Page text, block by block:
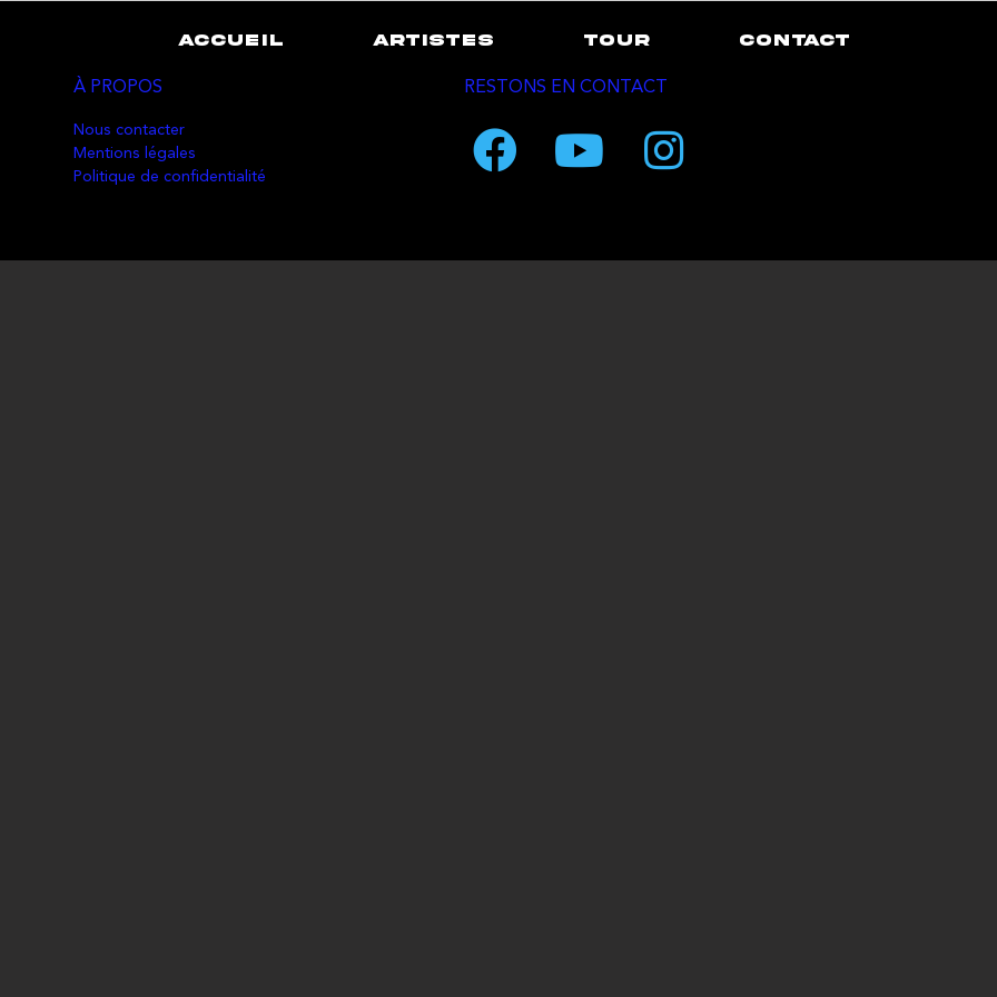
ACCUEIL ARTISTES TOUR CONTACT
À PROPOS
Nous contacter
Mentions légales
Politique de confidentialité
RESTONS EN CONTACT